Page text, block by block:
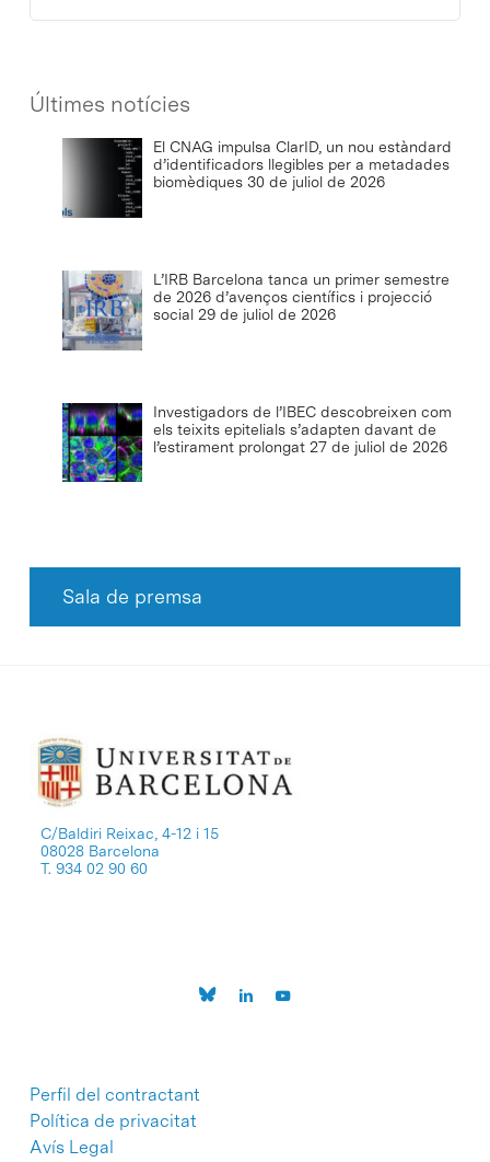
Últimes notícies
El CNAG impulsa ClarID, un nou estàndard
d’identificadors llegibles per a metadades
biomèdiques 30 de juliol de 2026
L’IRB Barcelona tanca un primer semestre
de 2026 d’avenços científics i projecció
social 29 de juliol de 2026
Investigadors de l’IBEC descobreixen com
els teixits epitelials s’adapten davant de
l’estirament prolongat 27 de juliol de 2026
Sala de premsa
C/Baldiri Reixac, 4-12 i 15
08028 Barcelona
T. 934 02 90 60
Perfil del contractant
Política de privacitat
Avís Legal